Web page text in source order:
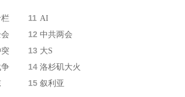
11 AI
12 中共两会
13 大S
争 14 洛杉矶大火
15 叙利亚